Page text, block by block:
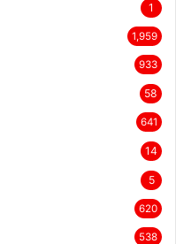
1
1,959
933
58
641
14
5
620
538